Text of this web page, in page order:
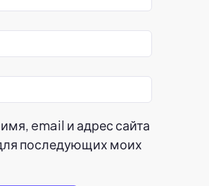
email и адрес сайта
последующих моих